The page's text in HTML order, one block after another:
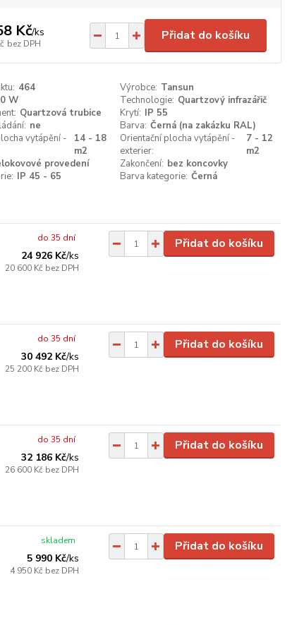
Kč/ks
bez DPH
Přidat do košíku
464 Výrobce: Tansun
W Technologie: Quartzový infrazářič
Quartzová trubice Krytí: IP 55
ne Barva: Černá (na zakázku RAL)
vytápění -
14 - 18
m2
Orientační plocha vytápění -
exterier:
7 - 12
m2
provedení Zakončení: bez koncovky
IP 45 - 65 Barva kategorie: Černá
24 926 Kč/ks
20 600 Kč bez DPH
do 35 dní Přidat do košíku
30 492 Kč/ks
25 200 Kč bez DPH
do 35 dní Přidat do košíku
32 186 Kč/ks
26 600 Kč bez DPH
do 35 dní Přidat do košíku
5 990 Kč/ks
4 950 Kč bez DPH
skladem Přidat do košíku